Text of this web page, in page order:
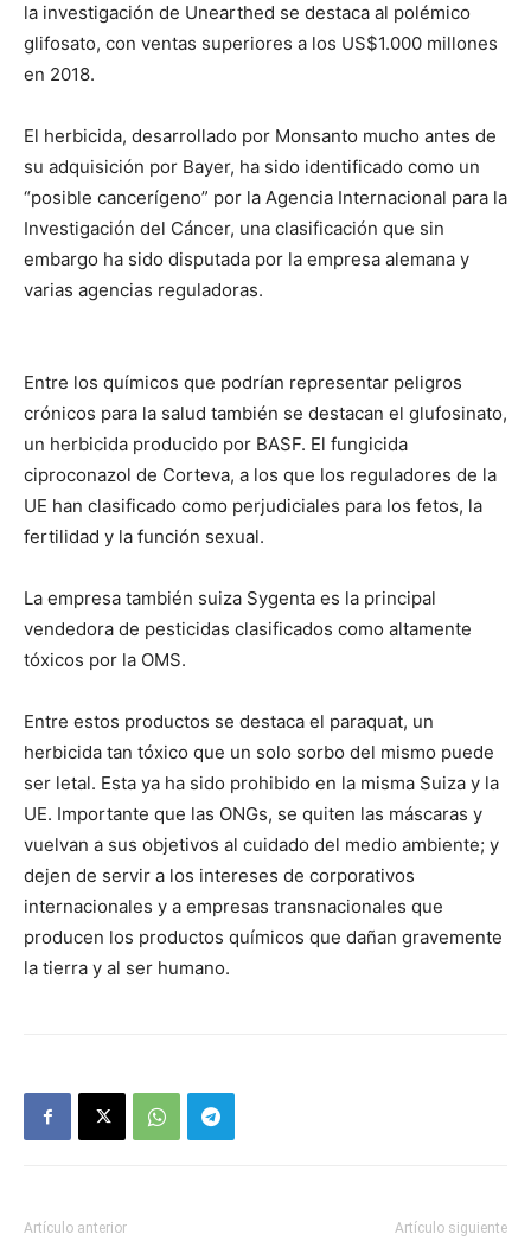
la investigación de Unearthed se destaca al polémico
glifosato, con ventas superiores a los US$1.000 millones
en 2018.
El herbicida, desarrollado por Monsanto mucho antes de
su adquisición por Bayer, ha sido identificado como un
“posible cancerígeno” por la Agencia Internacional para la
Investigación del Cáncer, una clasificación que sin
embargo ha sido disputada por la empresa alemana y
varias agencias reguladoras.
Entre los químicos que podrían representar peligros
crónicos para la salud también se destacan el glufosinato,
un herbicida producido por BASF. El fungicida
ciproconazol de Corteva, a los que los reguladores de la
UE han clasificado como perjudiciales para los fetos, la
fertilidad y la función sexual.
La empresa también suiza Sygenta es la principal
vendedora de pesticidas clasificados como altamente
tóxicos por la OMS.
Entre estos productos se destaca el paraquat, un
herbicida tan tóxico que un solo sorbo del mismo puede
ser letal. Esta ya ha sido prohibido en la misma Suiza y la
UE. Importante que las ONGs, se quiten las máscaras y
vuelvan a sus objetivos al cuidado del medio ambiente; y
dejen de servir a los intereses de corporativos
internacionales y a empresas transnacionales que
producen los productos químicos que dañan gravemente
la tierra y al ser humano.
Artículo anterior Artículo siguiente